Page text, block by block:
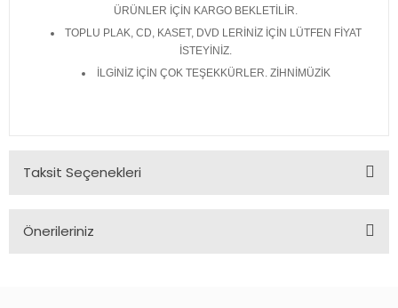
ÜRÜNLER İÇİN KARGO BEKLETİLİR.
TOPLU PLAK, CD, KASET, DVD LERİNİZ İÇİN LÜTFEN FİYAT
İSTEYİNİZ.
İLGİNİZ İÇİN ÇOK TEŞEKKÜRLER. ZİHNİMÜZİK
Taksit Seçenekleri
Önerileriniz